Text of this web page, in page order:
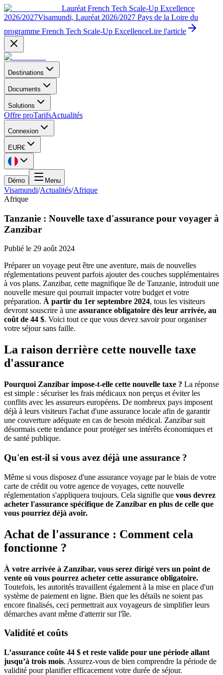
Lauréat French Tech Scale-Up Excellence
2026/2027Visamundi, Lauréat 2026/2027 Pays de la Loire du
programme French Tech Scale-Up ExcellenceLire l'article
Destinations
Documents
Solutions
Offre proTarifsActualités
Connexion
EUR€
Démo Menu
Visamundi/Actualités/Afrique
Afrique
Tanzanie : Nouvelle taxe d'assurance pour voyager à
Zanzibar
Publié le 29 août 2024
Préparer un voyage peut être une aventure, mais de nouvelles
réglementations peuvent parfois ajouter des couches supplémentaires
à vos plans. Zanzibar, cette magnifique île de Tanzanie, introduit une
nouvelle mesure qui pourrait impacter votre budget et votre
préparation. À partir du 1er septembre 2024, tous les visiteurs
devront souscrire à une assurance obligatoire dès leur arrivée, au
coût de 44 $. Voici tout ce que vous devez savoir pour organiser
votre séjour sans faille.
La raison derrière cette nouvelle taxe
d'assurance
Pourquoi Zanzibar impose-t-elle cette nouvelle taxe ? La réponse
est simple : sécuriser les frais médicaux non perçus et éviter les
conflits avec les assureurs européens. De nombreux pays imposent
déjà à leurs visiteurs l'achat d'une assurance locale afin de garantir
une couverture adéquate en cas de besoin médical. Zanzibar suit
désormais cette tendance pour protéger ses intérêts économiques et
de santé publique.
Qu'en est-il si vous avez déjà une assurance ?
Même si vous disposez d'une assurance voyage par le biais de votre
carte de crédit ou votre agence de voyages, cette nouvelle
réglementation s'appliquera toujours. Cela signifie que vous devrez
acheter l'assurance spécifique de Zanzibar en plus de celle que
vous pourriez déjà avoir.
Achat de l'assurance : Comment cela
fonctionne ?
À votre arrivée à Zanzibar, vous serez dirigé vers un point de
vente où vous pourrez acheter cette assurance obligatoire.
Toutefois, les autorités travaillent également à la mise en place d'un
système de paiement en ligne. Bien que les détails ne soient pas
encore finalisés, ceci permettrait aux voyageurs de simplifier leurs
démarches avant même d'atterrir sur l'île.
Validité et coûts
L’assurance coûte 44 $ et reste valide pour une période allant
jusqu’à trois mois. Assurez-vous de bien comprendre la période de
validité pour planifier efficacement votre durée de séjour.